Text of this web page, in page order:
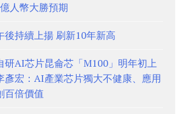
人幣大勝預期
後持續上揚 刷新10年新高
研AI芯片昆侖芯「M100」明年初上
宏：AI產業芯片獨大不健康、應用
百倍價值